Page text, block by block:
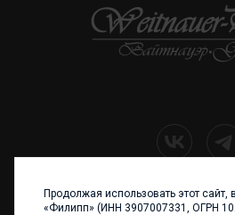
+7 (4012) 960
Продолжая использовать этот
«Филипп» (ИНН 3907007331, ОГРН